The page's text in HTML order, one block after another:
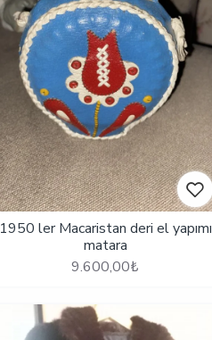
1950 ler Macaristan deri el yapımı
matara
9.600,00₺